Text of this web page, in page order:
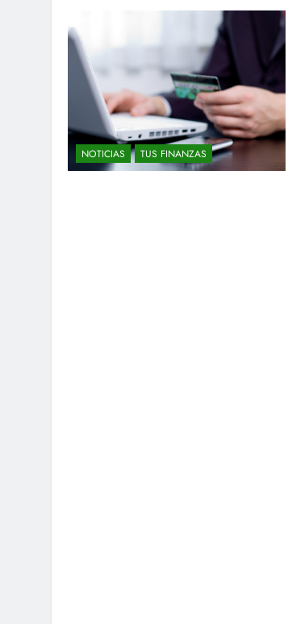
NOTICIAS TUS FINANZAS